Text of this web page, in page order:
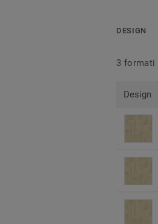
DESIGN
3 formati
Design